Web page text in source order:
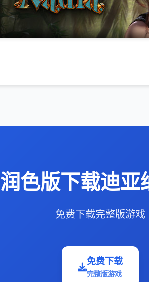
润色版下载迪亚
免费下载完整版游戏
免费下载
完整版游戏